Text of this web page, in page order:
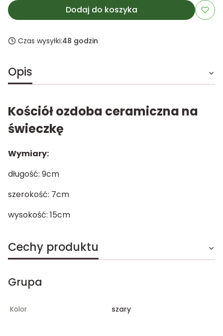
Dodaj do koszyka
Czas wysyłki:48 godzin
Opis
Kościół ozdoba ceramiczna na
świeczkę
Wymiary:
długość: 9cm
szerokość: 7cm
wysokość: 15cm
Cechy produktu
Grupa
Kolor szary